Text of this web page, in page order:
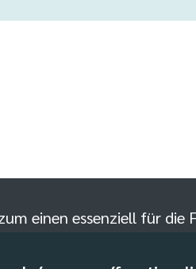
einen essenziell für